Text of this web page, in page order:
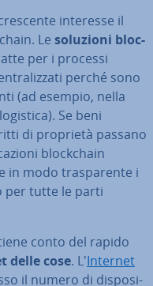
interesse il
Le soluzioni bloc­
per i processi
perché sono
(ad esempio, nella
Se beni
di proprietà passano
bloc­k­chain
in modo tra­spa­ren­te i
per tutte le parti
conto del rapido
delle cose. L'Internet
il numero di di­spo­si­